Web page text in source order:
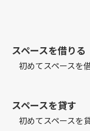
スペースを借りる
初めてスペースを
スペースを貸す
初めてスペースを